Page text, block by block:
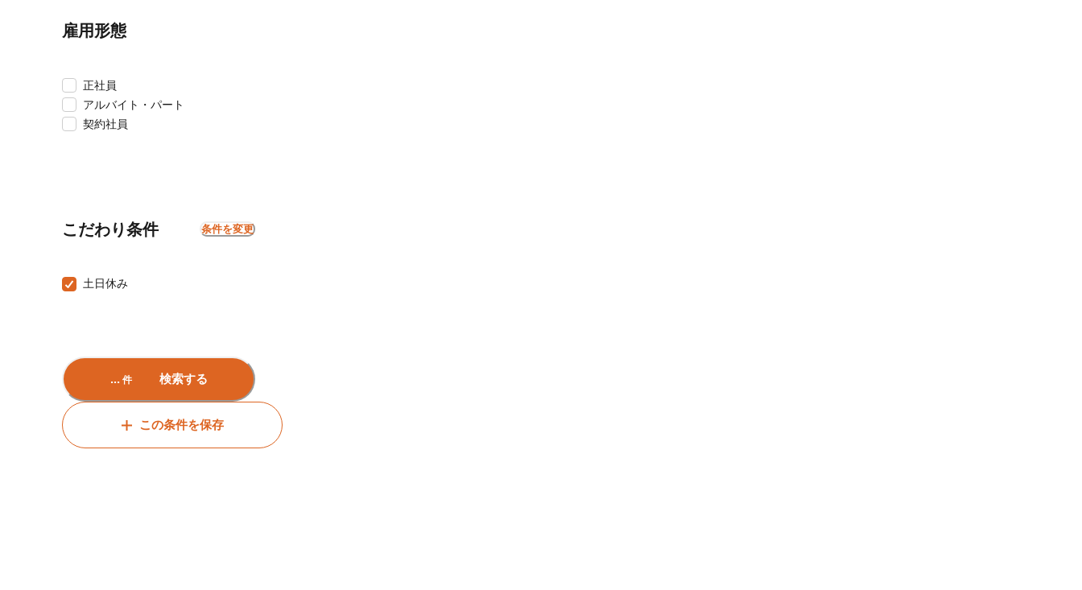
雇用形態
正社員
アルバイト・パート
契約社員
こだわり条件 条件を変更
土日休み
... 件 検索する
この条件を保存